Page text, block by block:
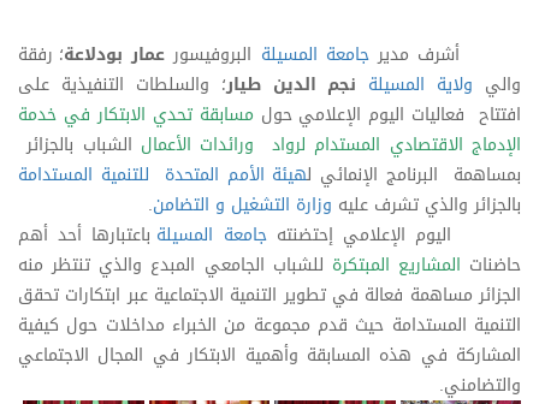
أشرف مديرجامعة المسيلة البروفيسور عمار بودلاعة؛ رفقة
والي ولاية المسيلة نجم الدين طيار؛ والسلطات التنفيذية على
افتتاح فعاليات اليوم الإعلامي حول مسابقة تحدي الابتكار في خدمة
الإدماج الاقتصادي المستدام لرواد ورائدات الأعمال الشباب بالجزائر
بمساهمة البرنامج الإنمائي لهيئة الأمم المتحدة للتنمية المستدامة
بالجزائر والذي تشرف عليه وزارة التشغيل و التضامن.
اليوم الإعلامي إحتضنتهجامعة المسيلة باعتبارها أحد أهم
حاضنات المشاريع المبتكرة للشباب الجامعي المبدع والذي تنتظر منه
الجزائر مساهمة فعالة في تطوير التنمية الاجتماعية عبر ابتكارات تحقق
التنمية المستدامة حيث قدم مجموعة من الخبراء مداخلات حول كيفية
المشاركة في هذه المسابقة وأهمية الابتكار في المجال الاجتماعي
والتضامني.